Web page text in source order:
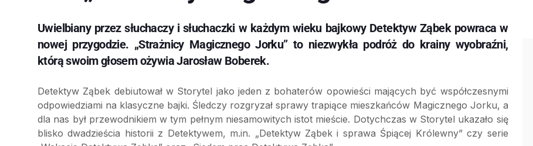
Uwielbiany przez słuchaczy i słuchaczki w każdym wieku bajkowy Detektyw Ząbek powraca w
nowej przygodzie. „Strażnicy Magicznego Jorku” to niezwykła podróż do krainy wyobraźni,
którą swoim głosem ożywia Jarosław Boberek.
Detektyw Ząbek debiutował w Storytel jako jeden z bohaterów opowieści mających być współczesnymi
odpowiedziami na klasyczne bajki. Śledczy rozgryzał sprawy trapiące mieszkańców Magicznego Jorku, a
dla nas był przewodnikiem w tym pełnym niesamowitych istot mieście. Dotychczas w Storytel ukazało się
blisko dwadzieścia historii z Detektywem, m.in. „Detektyw Ząbek i sprawa Śpiącej Królewny” czy serie